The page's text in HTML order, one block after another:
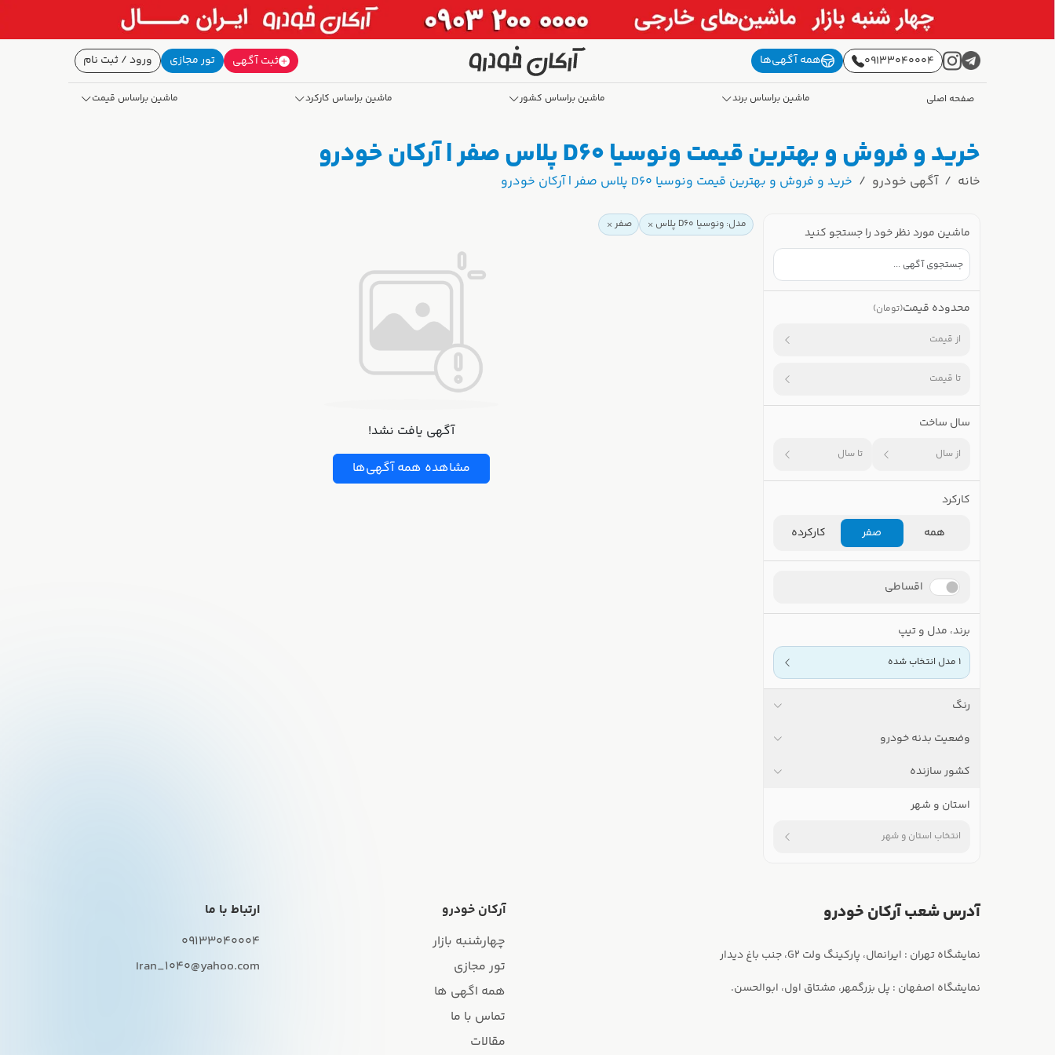
09133040004 همه آگهی‌ها ثبت آگهی تور مجازی ورود / ثبت نام
صفحه اصلی ماشین براساس برند ماشین براساس کشور ماشین براساس کارکرد ماشین براساس قیمت
خرید و فروش و بهترین قیمت ونوسیا D60 پلاس صفر | آرکان خودرو
خانه آگهی خودرو خرید و فروش و بهترین قیمت ونوسیا D60 پلاس صفر | آرکان خودرو
ماشین مورد نظر خود را جستجو کنید
محدوده قیمت(تومان)
از قیمت
تا قیمت
سال ساخت
از سال تا سال
کارکرد
همه
صفر کارکرده
اقساطی
برند، مدل و تیپ
1 مدل انتخاب شده
رنگ
وضعیت بدنه خودرو
کشور سازنده
استان و شهر
انتخاب استان و شهر
مدل: ونوسیا D60 پلاس صفر
آگهی یافت نشد!
مشاهده همه آگهی‌ها
آدرس شعب آرکان خودرو
نمایشگاه اصفهان : پل بزرگمهر، مشتاق اول، ابوالحسن.
آرکان خودرو
چهارشنبه بازار
تور مجازی
همه اگهی ها
تماس با ما
مقالات
ارتباط با ما
09133040004
Iran_1040@yahoo.com